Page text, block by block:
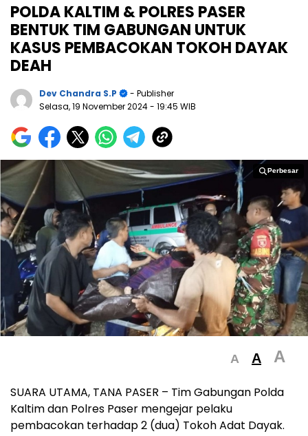
POLDA KALTIM & POLRES PASER
BENTUK TIM GABUNGAN UNTUK
KASUS PEMBACOKAN TOKOH DAYAK
DEAH
Dev Chandra S.P
- Publisher
Selasa, 19 November 2024- 19:45 WIB
Perbesar
Perbesar
A A A
SUARA UTAMA, TANA PASER – Tim Gabungan Polda
Kaltim dan Polres Paser mengejar pelaku
pembacokan terhadap 2 (dua) Tokoh Adat Dayak.